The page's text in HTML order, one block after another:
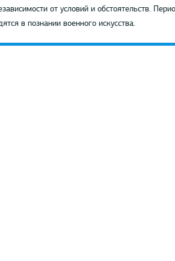
от условий и обстоятельств.
в познании военного искусства.